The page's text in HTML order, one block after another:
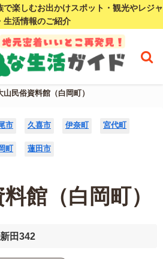
楽しむお出かけスポット・観光やレジャ
生活情報のご紹介
山民俗資料館（白岡町）
市 久喜市 伊奈町 宮代町
町 蓮田市
館（白岡町）
田342